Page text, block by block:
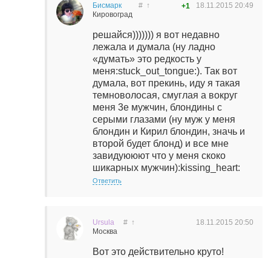
Бисмарк
Кировоград
18.11.2015 20:49
# ↑ +1
решайся))))))) я вот недавно
лежала и думала (ну ладно
«думать» это редкость у
меня:stuck_out_tongue:). Так вот
думала, вот прекинь, иду я такая
темноволосая, смуглая а вокруг
меня 3е мужчин, блондины с
серыми глазами (ну муж у меня
блондин и Кирил блондин, значь и
второй будет блонд) и все мне
завидуююют что у меня скоко
шикарных мужчин):kissing_heart:
Ответить
Ursula
Москва
18.11.2015 20:50
# ↑
Вот это действительно круто!